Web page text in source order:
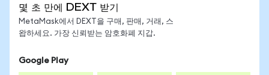
몇 초 만에 DEXT 받기
MetaMask에서 DEXT을 구매, 판매, 거래, 스
왑하세요. 가장 신뢰받는 암호화폐 지갑.
Google Play